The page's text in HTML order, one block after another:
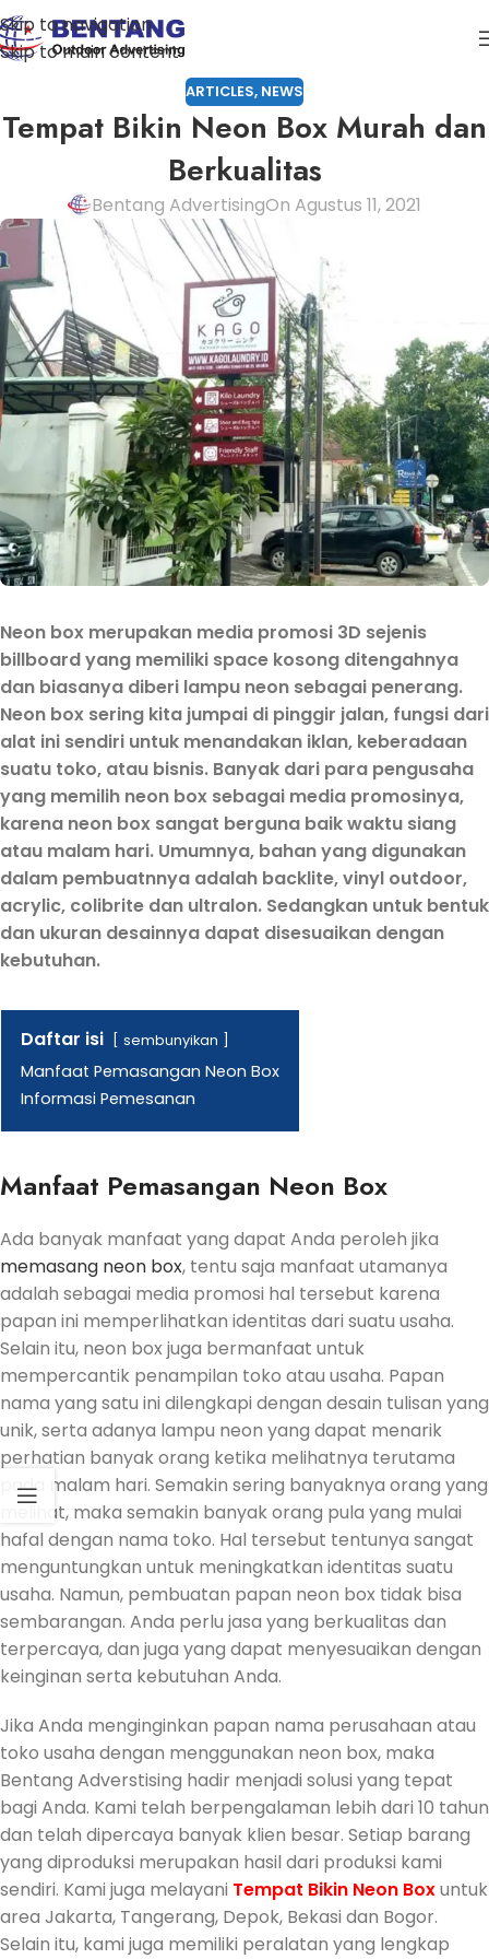
Skip to navigation
Skip to main content
ARTICLES, NEWS
Tempat Bikin Neon Box Murah dan
Berkualitas
Bentang AdvertisingOn Agustus 11, 2021
Neon box merupakan media promosi 3D sejenis
billboard yang memiliki space kosong ditengahnya
dan biasanya diberi lampu neon sebagai penerang.
Neon box sering kita jumpai di pinggir jalan, fungsi dari
alat ini sendiri untuk menandakan iklan, keberadaan
suatu toko, atau bisnis. Banyak dari para pengusaha
yang memilih neon box sebagai media promosinya,
karena neon box sangat berguna baik waktu siang
atau malam hari. Umumnya, bahan yang digunakan
dalam pembuatnnya adalah backlite, vinyl outdoor,
acrylic, colibrite dan ultralon. Sedangkan untuk bentuk
dan ukuran desainnya dapat disesuaikan dengan
kebutuhan.
Daftar isi sembunyikan
Manfaat Pemasangan Neon Box
Informasi Pemesanan
Manfaat Pemasangan Neon Box
Ada banyak manfaat yang dapat Anda peroleh jika
memasang neon box, tentu saja manfaat utamanya
adalah sebagai media promosi hal tersebut karena
papan ini memperlihatkan identitas dari suatu usaha.
Selain itu, neon box juga bermanfaat untuk
mempercantik penampilan toko atau usaha. Papan
nama yang satu ini dilengkapi dengan desain tulisan yang
unik, serta adanya lampu neon yang dapat menarik
perhatian banyak orang ketika melihatnya terutama
pada malam hari. Semakin sering banyaknya orang yang
melihat, maka semakin banyak orang pula yang mulai
hafal dengan nama toko. Hal tersebut tentunya sangat
menguntungkan untuk meningkatkan identitas suatu
usaha. Namun, pembuatan papan neon box tidak bisa
sembarangan. Anda perlu jasa yang berkualitas dan
terpercaya, dan juga yang dapat menyesuaikan dengan
keinginan serta kebutuhan Anda.
Jika Anda menginginkan papan nama perusahaan atau
toko usaha dengan menggunakan neon box, maka
Bentang Adverstising hadir menjadi solusi yang tepat
bagi Anda. Kami telah berpengalaman lebih dari 10 tahun
dan telah dipercaya banyak klien besar. Setiap barang
yang diproduksi merupakan hasil dari produksi kami
sendiri. Kami juga melayani Tempat Bikin Neon Boxuntuk
area Jakarta, Tangerang, Depok, Bekasi dan Bogor.
Selain itu, kami juga memiliki peralatan yang lengkap